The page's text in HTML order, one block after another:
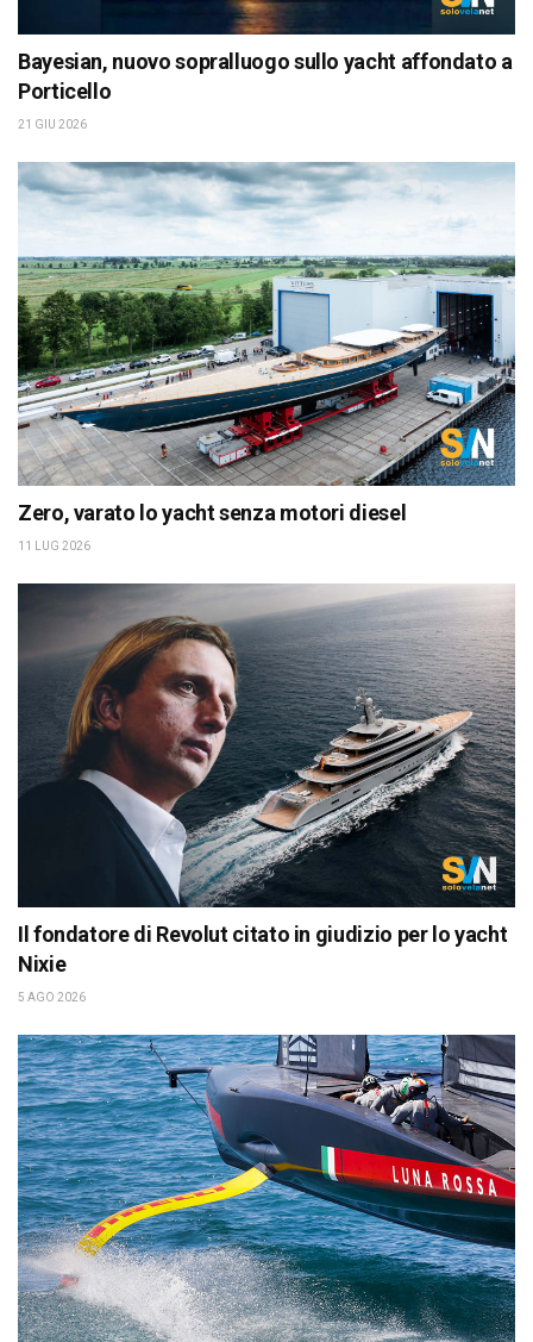
Bayesian, nuovo sopralluogo sullo yacht affondato a
Porticello
21 GIU 2026
Zero, varato lo yacht senza motori diesel
11 LUG 2026
Il fondatore di Revolut citato in giudizio per lo yacht
Nixie
5 AGO 2026